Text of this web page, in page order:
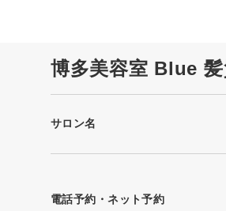
博多美容室 Blue
サロン名
電話予約・ネット予約